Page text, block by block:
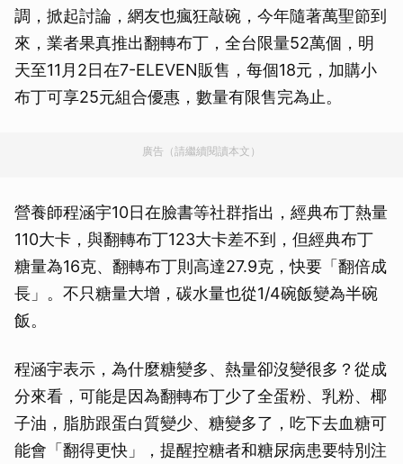
調，掀起討論，網友也瘋狂敲碗，今年隨著萬聖節到
來，業者果真推出翻轉布丁，全台限量52萬個，明
天至11月2日在7-ELEVEN販售，每個18元，加購小
布丁可享25元組合優惠，數量有限售完為止。
廣告（請繼續閱讀本文）
營養師程涵宇10日在臉書等社群指出，經典布丁熱量
110大卡，與翻轉布丁123大卡差不到，但經典布丁
糖量為16克、翻轉布丁則高達27.9克，快要「翻倍成
長」。不只糖量大增，碳水量也從1/4碗飯變為半碗
飯。
程涵宇表示，為什麼糖變多、熱量卻沒變很多？從成
分來看，可能是因為翻轉布丁少了全蛋粉、乳粉、椰
子油，脂肪跟蛋白質變少、糖變多了，吃下去血糖可
能會「翻得更快」，提醒控糖者和糖尿病患要特別注